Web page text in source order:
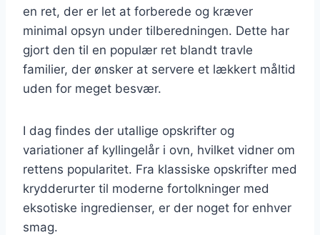
en ret, der er let at forberede og kræver
minimal opsyn under tilberedningen. Dette har
gjort den til en populær ret blandt travle
familier, der ønsker at servere et lækkert måltid
uden for meget besvær.
I dag findes der utallige opskrifter og
variationer af kyllingelår i ovn, hvilket vidner om
rettens popularitet. Fra klassiske opskrifter med
krydderurter til moderne fortolkninger med
eksotiske ingredienser, er der noget for enhver
smag.